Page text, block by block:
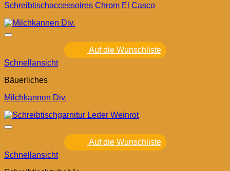
Schreibtischaccessoires Chrom El Casco
Auf die Wunschliste
Schnellansicht
Bäuerliches
Milchkannen Div.
Auf die Wunschliste
Schnellansicht